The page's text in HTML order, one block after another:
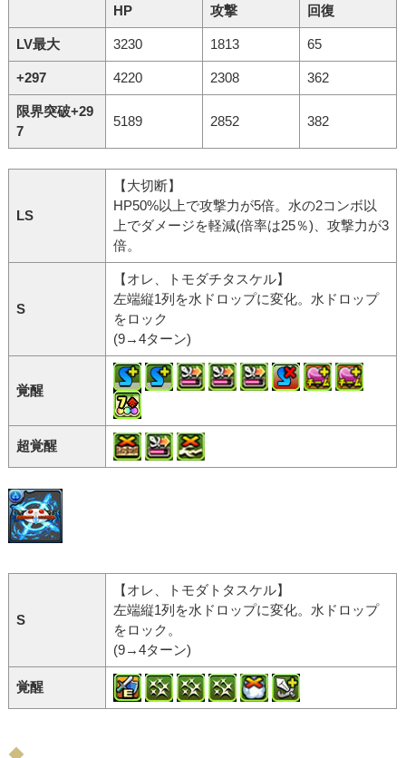
HP 攻撃 回復
LV最大 3230 1813 65
+297 4220 2308 362
限界突破+29
7
5189 2852 382
LS
【大切断】
HP50%以上で攻撃力が5倍。水の2コンボ以
上でダメージを軽減(倍率は25％)、攻撃力が3
倍。
S
【オレ、トモダチタスケル】
左端縦1列を水ドロップに変化。水ドロップ
をロック
(9→4ターン)
覚醒
超覚醒
S
【オレ、トモダトタスケル】
左端縦1列を水ドロップに変化。水ドロップ
をロック。
(9→4ターン)
覚醒